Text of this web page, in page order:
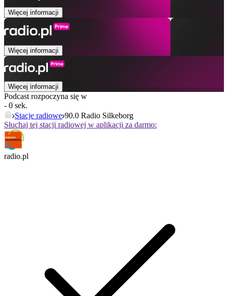
Więcej informacji
Więcej informacji
Więcej informacji
Podcast rozpoczyna się w
- 0 sek.
Stacje radiowe 90.0 Radio Silkeborg
Słuchaj tej stacji radiowej w aplikacji za darmo:
radio.pl